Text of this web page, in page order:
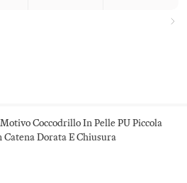
Coccodrillo In Pelle PU Piccola
Catena Dorata E Chiusura